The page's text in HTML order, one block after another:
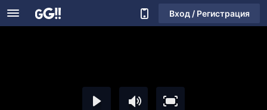
Вход / Регистрация